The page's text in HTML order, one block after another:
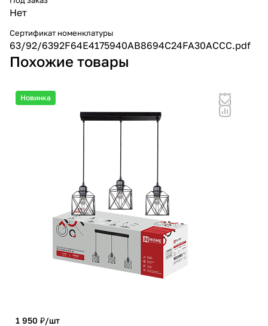
Нет
Сертификат номенклатуры
63/92/6392F64E4175940AB8694C24FA30ACCC.pdf
Похожие товары
Новинка
1 950 ₽/шт